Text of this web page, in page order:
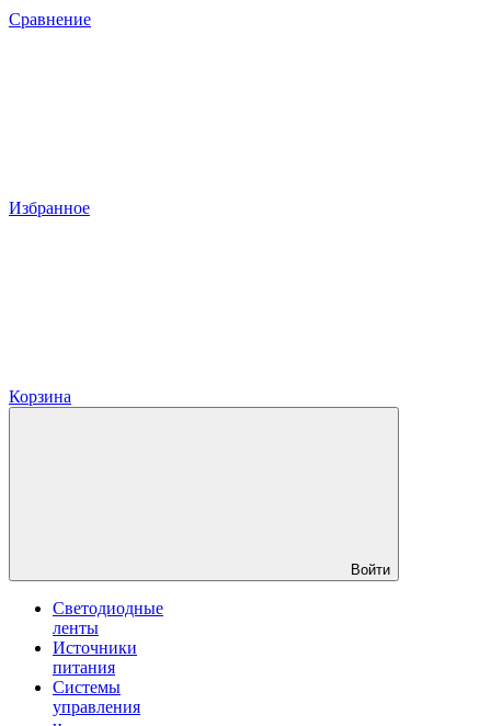
Сравнение
Избранное
Корзина
Войти
Светодиодные
ленты
Источники
питания
Системы
управления